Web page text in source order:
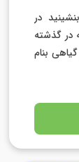
در
در گذشته
بنام